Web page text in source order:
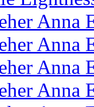
Anna
Anna
Anna
Anna